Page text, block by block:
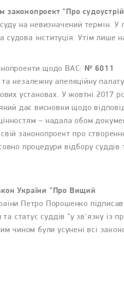
"Про судоустрій
на невизначений термін. У
судова інституція. Утім лише
щодо ВАС: № 6011
незалежну апеляційну
установах. У жовтні 2017
дає висновки щодо
– надала обом
законопроект про
процедури відбору суддів
України "Про Вищий
Петро Порошенко
статус суддів "у зв'язку із
чином були усунені всі